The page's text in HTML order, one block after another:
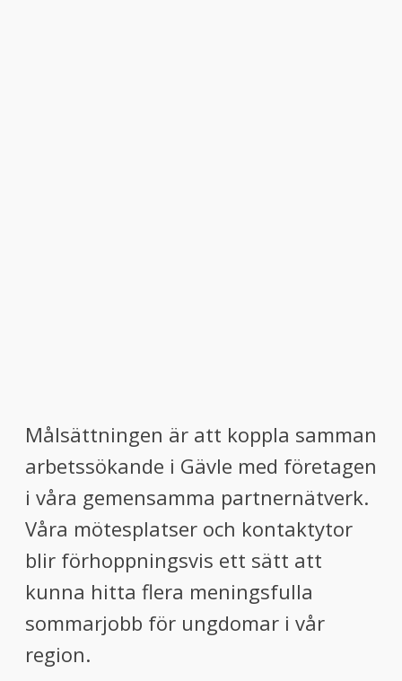
Målsättningen är att koppla samman
arbetssökande i Gävle med företagen
i våra gemensamma partnernätverk.
Våra mötesplatser och kontaktytor
blir förhoppningsvis ett sätt att
kunna hitta flera meningsfulla
sommarjobb för ungdomar i vår
region.